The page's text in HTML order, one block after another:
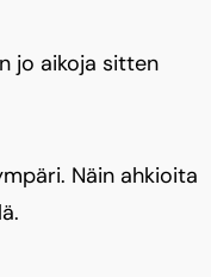
jo aikoja sitten
Näin ahkioita